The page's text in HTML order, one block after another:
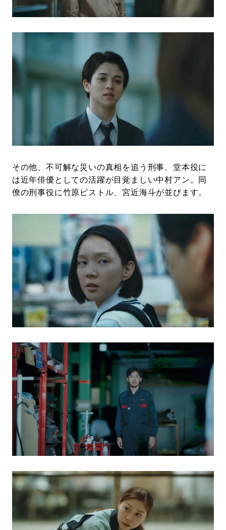
その他、不可解な災いの真相を追う刑事、堂本役に
は近年俳優としての活躍が目覚ましい中村アン。同
僚の刑事役に竹原ピストル、宮近海斗が並びます。